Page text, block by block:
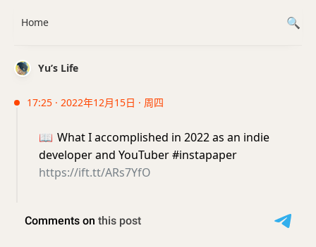
Yu’s Life
17:25 · 2022年12月15日 · 周四
📖 What I accomplished in 2022 as an indie
developer and YouTuber #instapaper
https://ift.tt/ARs7YfO
Home